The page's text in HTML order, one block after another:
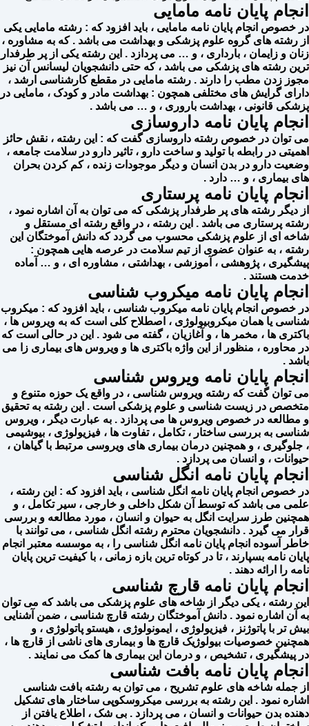
انجام پایان نامه مامایی
در خصوص انجام پایان نامه مامایی ، باید افزود که : رشته مامایی یکی
از رشته های گروه علوم پزشکی و بهداشت می باشد . که به مشاوره ،
زنان و زایمان ، بارداری ، و … می پردازد . این رشته یکی از پر طرفدار
ترین رشته های پزشکی می باشد ، که حتی دانشجویان لیسانس آن نیز
مجوز زدن مطب را دارند . رشته مامایی در مقطع کارشناسی ارشد ،
دارای گرایش های مختلفی همچون : بهداشت مادر و کودک ، مامایی در
پزشکی قانونی ، بهداشت باروری ، و … می باشد .
انجام پایان نامه داروسازی
می توان در خصوص رشته داروسازی گفت که : این رشته ، نقش حائز
اهمیتی در رابطه با تولید و ساخت دارو ، تاثیر دارو در سلامت جامعه ،
وضعیت دارو در بدن انسان و دیگر موجودات زنده ، کم کردن بحران
های بیماری ، و … دارد .
انجام پایان نامه پرستاری
از دیگر رشته های پر طرفدار پزشکی که می توان به آن اشاره نمود ،
رشته پرستاری می باشد . این رشته ، در واقع رشته ای مستقل و
شاخه ای از علوم پزشکی محسوب می گردد که دانش آموختگان این
رشته ، به عنوان عضوی از تیم سلامت در عرصه هایی همچون :
پیشگیری ، پژوهشی ، آموزشی ، بهداشتی ، مشاوره ای ، و … آماده
خدمت هستند .
انجام پایان نامه میکروب شناسی
در خصوص انجام پایان نامه میکروب شناسی ، باید افزود که : میکروب
شناسی یا همان میکروبیولوژی ، اصطلاح کلی است که به ویروس ها ،
باکتری ها ، مخمر ها ، و آغازیان ، گفته می شود . این در حالی است که
در محاوره ، منظور از این واژه باکتری ها و ویروس های بیماری زا می
باشد .
انجام پایان نامه ویروس شناسی
می توان گفت که رشته ویروس شناسی ، در واقع یک حوزه متنوع و
متخصص در زیست شناسی و علوم پزشکی است . این رشته به تحقیق
و مطالعه در خصوص ویروس ها می پردازد . به عبارت دیگر ، ویروس
شناسی به بررسی ساختار ، تکامل ، تفاوت ها ، فیزیولوژی ، بیوشیمی
، جلوگیری ، و همچنین درمان بیماری های ویروسی مرتبط با گیاهان ،
حیوانات ، و انسان می پردازد .
انجام پایان نامه انگل شناسی
در خصوص انجام پایان نامه انگل شناسی ، باید افزود که : این رشته ،
علمی می باشد که توسط آن شکل داخلی و خارجی ، سیر تکامل ، و
همچنین طرز سرایت انگل به حیوان و انسان ، مورد مطالعه و بررسی
قرار می گیرد . دانشجویان محترم رشته انگل شناسی ، می توانند با
خاطر آسوده انجام پایان نامه انگل شناسی را ، به موسسه معتبر انجام
پایان نامه بسپارند ، تا در کوتاه ترین بازه زمانی ، با کیفیت ترین پایان
نامه را ارائه دهند .
انجام پایان نامه قارچ شناسی
این رشته ، یکی دیگر از شاخه های علوم پزشکی می باشد که می‌ توان
به آن اشاره نمود . دانش آموختگان رشته قارچ شناسی ، ضمن آشنایی
بیش تر با پاتوژنز ، فیزیولوژی ، ایمونولوژی ، هیستو پاتولوژی ، و
همچنین خصوصیات بیولوژیک قارچ ها و بیماری های ناشی از قارچ ها ،
در پیشگیری ، تشخیص ، و درمان این بیماری ها کمک می نمایند .
انجام پایان نامه بافت شناسی
از جمله شاخه های علوم تشریح ، می توان به رشته بافت شناسی
اشاره نمود . این رشته به بررسی میکروسکوپی ساختار های تشکیل
دهنده بدن حیوانات و انسان ، می پردازد . بی شک ، اطلاع یافتن از